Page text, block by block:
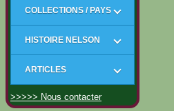
COLLECTIONS / PAYS
HISTOIRE NELSON
ARTICLES
>>>>> Nous contacter